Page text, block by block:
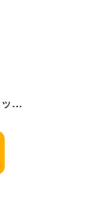
【卒服セール超目玉】 男子 ベスト ネクタイ付スーツ6点セット 男児フォーマル キッズ 結婚式 発表会 小学校 送料無料 キャサリンコテージ TAK